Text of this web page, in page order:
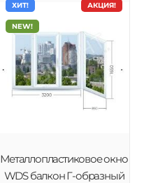
АКЦИЯ!
ХИТ!
NEW!
Металлопластиковое окно
WDS балкон Г-образный